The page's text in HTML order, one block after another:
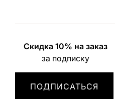
Скидка 10% на заказ
за подписку
ПОДПИСАТЬСЯ